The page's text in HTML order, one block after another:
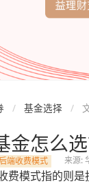
基金选择
金怎么选
端收费模式 来源:
费模式指的则